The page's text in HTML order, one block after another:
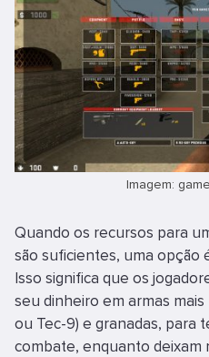
Imagem:
Quando os recursos para
são suficientes, uma opção
Isso significa que os
seu dinheiro em armas
ou Tec-9) e granadas, para
combate, enquanto deixam